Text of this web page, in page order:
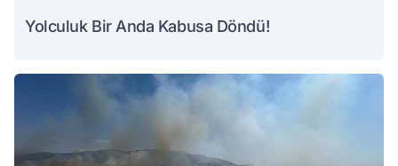
Yolculuk Bir Anda Kabusa Döndü!